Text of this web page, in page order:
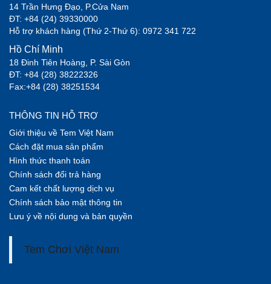
14 Trần Hưng Đạo, P.Cửa Nam
ĐT: +84 (24) 39330000
Hỗ trợ khách hàng (Thứ 2-Thứ 6): 0972 341 722
Hồ Chí Minh
18 Đinh Tiên Hoàng, P. Sài Gòn
ĐT: +84 (28) 38222326
Fax:+84 (28) 38251534
THÔNG TIN HỖ TRỢ
Giới thiệu về Tem Việt Nam
Cách đặt mua sản phẩm
Hình thức thanh toán
Chính sách đổi trả hàng
Cam kết chất lượng dịch vụ
Chính sách bảo mật thông tin
Lưu ý về nội dung và bản quyền
Tem Chơi Việt Nam